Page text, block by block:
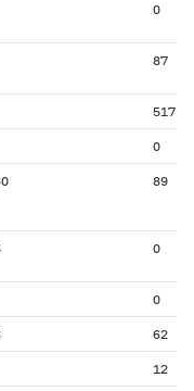
0
87
517
0
89
0
0
62
12